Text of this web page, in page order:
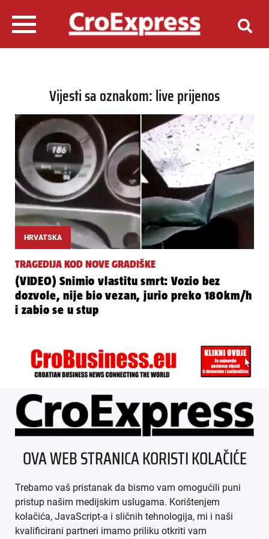
Vijesti sa oznakom: live prijenos
HRVATSKA
TRAGEDIJA KOD NOVE GRADIŠKE
(VIDEO) Snimio vlastitu smrt: Vozio bez
dozvole, nije bio vezan, jurio preko 180km/h
i zabio se u stup
ÜBER UNS
IMPRESSUM
AGB
DATENSCHUTZ
OVA WEB STRANICA KORISTI KOLAČIĆE
Trebamo vaš pristanak da bismo vam omogućili puni
pristup našim medijskim uslugama. Korištenjem
kolačića, JavaScript-a i sličnih tehnologija, mi i naši
kvalificirani partneri imamo priliku otkriti vam